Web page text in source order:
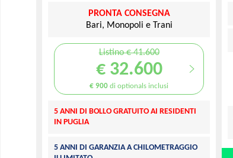
PRONTA CONSEGNA
Bari, Monopoli e Trani
Listino € 41.600
€ 32.600
€ 900 di optionals inclusi
5 ANNI DI BOLLO GRATUITO AI RESIDENTI
IN PUGLIA
5 ANNI DI GARANZIA A CHILOMETRAGGIO